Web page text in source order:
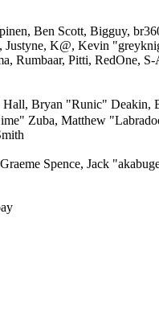
Ben Scott, Bigguy,
Justyne, K@, Kevin
Pitti, RedOne, S-
Bryan "Runic" Deakin,
Zuba, Matthew
Spence, Jack